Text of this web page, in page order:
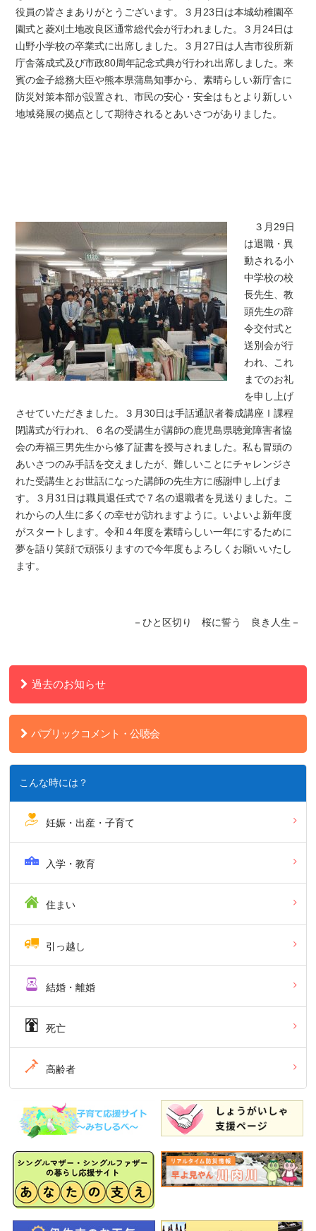
役員の皆さまありがとうございます。
３月23日は本城幼稚園卒
園式と菱刈土地改良区通常総代会が行われました。３月24日は
山野小学校の卒業式に出席しました。３月27日は人吉市役所新
庁舎落成式及び市政80周年記念式典が行われ出席しました。来
賓の金子総務大臣や熊本県蒲島知事から 、 素晴らしい新庁舎に
防災対策本部が設置され、市民の安心・安全はもとより新しい
地域発展の拠点として期待される と あいさつがありました。
３月29日
は退職・異
動される小
中学校の校
長先生、教
頭先生の辞
令交付式と
送別会が行
われ、 これ
までのお礼
を申し上げ
させていただきました。３月30日は手話通訳者養成講座 Ⅰ課程
閉講式が行われ、６名の受講生が講師の鹿児島県聴覚障害者協
会の寿福三男先生から修了証書を授与されました。私も冒頭の
あいさつのみ手話を交えましたが、 難しいことにチャレンジさ
れた受講生とお世話になった講師の先生方に感謝申し上げま
す。
３月31日は職員退任式で７名の退職者を見送りました。こ
れからの人生に多くの幸せが訪れますように。いよいよ新年度
がスタートします。令和４年度を素晴らしい一年にするために
夢を語り笑顔で頑張りますので今年度もよろしくお願いいたし
ます。
－ひと区切り 桜に誓う 良き人生－
過去のお知らせ
パブリックコメント・公聴会
こんな時には？
妊娠・出産・子育て
入学・教育
住まい
引っ越し
結婚・離婚
死亡
高齢者